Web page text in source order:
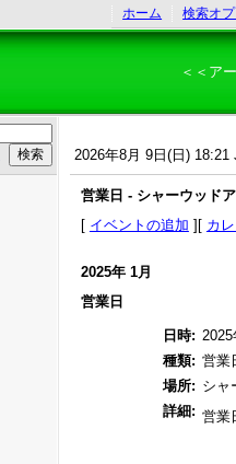
ホーム 検索オ
＜＜ア
2026年8月 9日(日) 18:21
営業日 - シャーウッド
[ イベントの追加 ][ カ
2025年 1月
営業日
日時:
種類: 営業
場所: シャ
詳細: 営業